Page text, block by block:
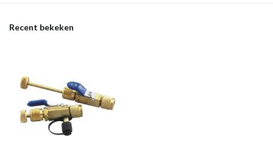
Recent bekeken